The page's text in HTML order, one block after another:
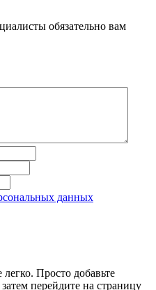
обязательно вам
данных
Просто добавьте
перейдите на страницу